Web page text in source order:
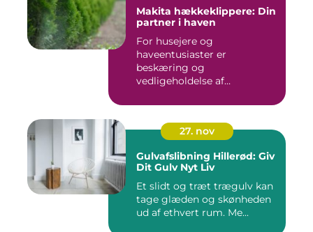
Makita hækkeklippere: Din
partner i haven
For husejere og
haveentusiaster er
beskæring og
vedligeholdelse af
27. nov
Gulvafslibning Hillerød: Giv
Dit Gulv Nyt Liv
Et slidt og træt trægulv kan
tage glæden og skønheden
ud af ethvert rum. Me...